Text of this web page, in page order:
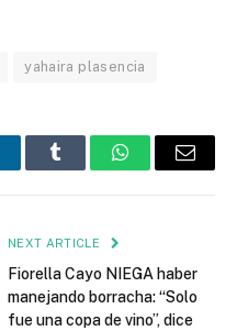
yahaira plasencia
Tumblr WhatsAppEmail
NEXT ARTICLE
Fiorella Cayo NIEGA haber
manejando borracha: “Solo
fue una copa de vino”, dice